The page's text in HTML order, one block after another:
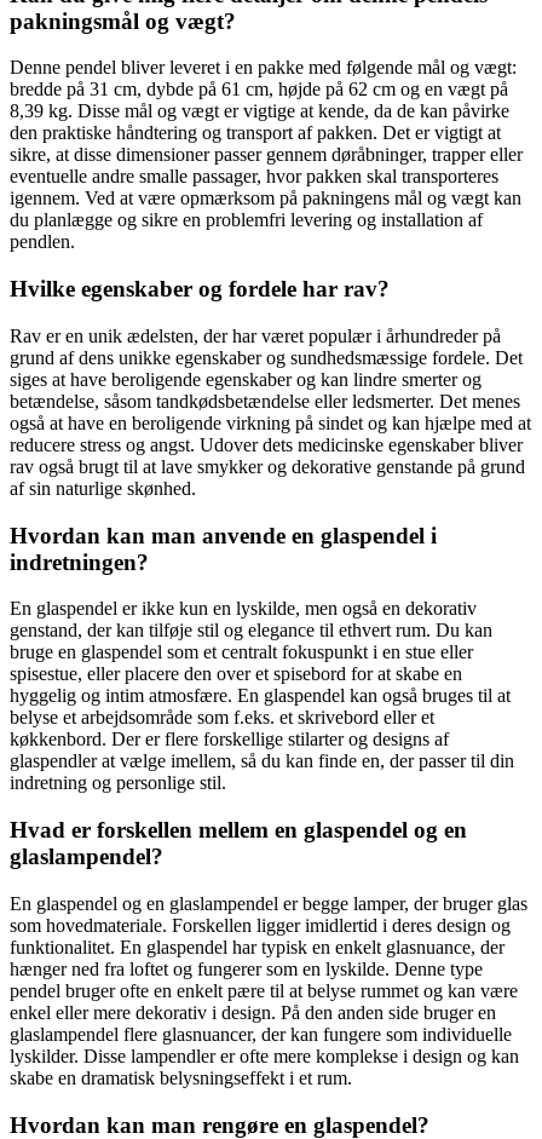
pakningsmål og vægt?
Denne pendel bliver leveret i en pakke med følgende mål og vægt:
bredde på 31 cm, dybde på 61 cm, højde på 62 cm og en vægt på
8,39 kg. Disse mål og vægt er vigtige at kende, da de kan påvirke
den praktiske håndtering og transport af pakken. Det er vigtigt at
sikre, at disse dimensioner passer gennem døråbninger, trapper eller
eventuelle andre smalle passager, hvor pakken skal transporteres
igennem. Ved at være opmærksom på pakningens mål og vægt kan
du planlægge og sikre en problemfri levering og installation af
pendlen.
Hvilke egenskaber og fordele har rav?
Rav er en unik ædelsten, der har været populær i århundreder på
grund af dens unikke egenskaber og sundhedsmæssige fordele. Det
siges at have beroligende egenskaber og kan lindre smerter og
betændelse, såsom tandkødsbetændelse eller ledsmerter. Det menes
også at have en beroligende virkning på sindet og kan hjælpe med at
reducere stress og angst. Udover dets medicinske egenskaber bliver
rav også brugt til at lave smykker og dekorative genstande på grund
af sin naturlige skønhed.
Hvordan kan man anvende en glaspendel i
indretningen?
En glaspendel er ikke kun en lyskilde, men også en dekorativ
genstand, der kan tilføje stil og elegance til ethvert rum. Du kan
bruge en glaspendel som et centralt fokuspunkt i en stue eller
spisestue, eller placere den over et spisebord for at skabe en
hyggelig og intim atmosfære. En glaspendel kan også bruges til at
belyse et arbejdsområde som f.eks. et skrivebord eller et
køkkenbord. Der er flere forskellige stilarter og designs af
glaspendler at vælge imellem, så du kan finde en, der passer til din
indretning og personlige stil.
Hvad er forskellen mellem en glaspendel og en
glaslampendel?
En glaspendel og en glaslampendel er begge lamper, der bruger glas
som hovedmateriale. Forskellen ligger imidlertid i deres design og
funktionalitet. En glaspendel har typisk en enkelt glasnuance, der
hænger ned fra loftet og fungerer som en lyskilde. Denne type
pendel bruger ofte en enkelt pære til at belyse rummet og kan være
enkel eller mere dekorativ i design. På den anden side bruger en
glaslampendel flere glasnuancer, der kan fungere som individuelle
lyskilder. Disse lampendler er ofte mere komplekse i design og kan
skabe en dramatisk belysningseffekt i et rum.
Hvordan kan man rengøre en glaspendel?